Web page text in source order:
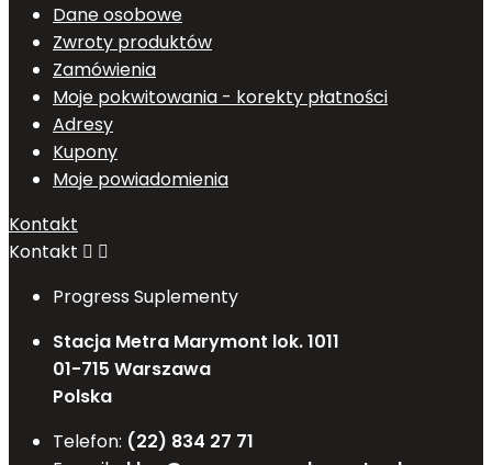
Dane osobowe
Zwroty produktów
Zamówienia
Moje pokwitowania - korekty płatności
Adresy
Kupony
Moje powiadomienia
Kontakt
Kontakt  
Progress Suplementy
Stacja Metra Marymont lok. 1011
01-715 Warszawa
Polska
Telefon: (22) 834 27 71